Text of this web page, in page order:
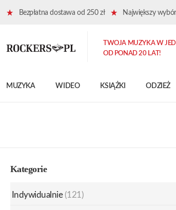
Bezpłatna dostawa od 250 zł Największy wybór
MUZYKA WIDEO KSIĄŻKI ODZIEŻ
TWOJA MUZYKA W
OD PONAD 20 LAT!
Kategorie
Indywidualnie (121)